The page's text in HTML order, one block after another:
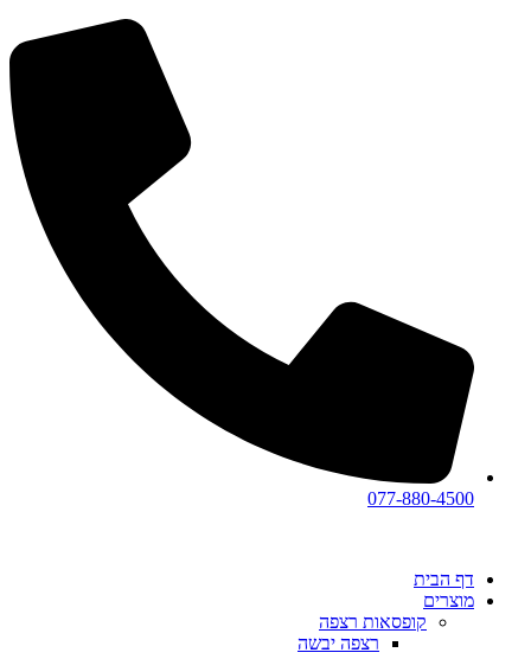
077-880-4500
דף הבית
מוצרים
קופסאות רצפה
רצפה יבשה